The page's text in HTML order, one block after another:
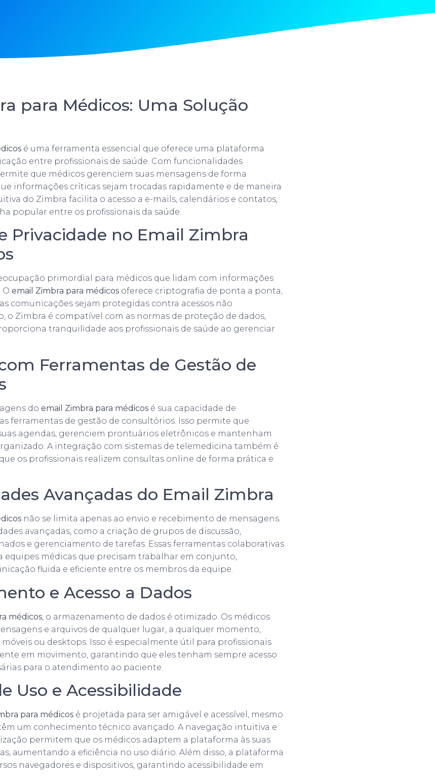
para Médicos: Uma Solução
é uma ferramenta essencial que oferece uma plataforma
entre profissionais de saúde. Com funcionalidades
que médicos gerenciem suas mensagens de forma
informações críticas sejam trocadas rapidamente e de maneira
do Zimbra facilita o acesso a e-mails, calendários e contatos,
popular entre os profissionais da saúde.
Privacidade no Email Zimbra
primordial para médicos que lidam com informações
O email Zimbra para médicos oferece criptografia de ponta a ponta,
comunicações sejam protegidas contra acessos não
o Zimbra é compatível com as normas de proteção de dados,
tranquilidade aos profissionais de saúde ao gerenciar
Ferramentas de Gestão de
do email Zimbra para médicos é sua capacidade de
ferramentas de gestão de consultórios. Isso permite que
agendas, gerenciem prontuários eletrônicos e mantenham
A integração com sistemas de telemedicina também é
os profissionais realizem consultas online de forma prática e
Avançadas do Email Zimbra
não se limita apenas ao envio e recebimento de mensagens.
avançadas, como a criação de grupos de discussão,
e gerenciamento de tarefas. Essas ferramentas colaborativas
equipes médicas que precisam trabalhar em conjunto,
fluida e eficiente entre os membros da equipe.
e Acesso a Dados
médicos , o armazenamento de dados é otimizado. Os médicos
e arquivos de qualquer lugar, a qualquer momento,
ou desktops. Isso é especialmente útil para profissionais
em movimento, garantindo que eles tenham sempre acesso
para o atendimento ao paciente.
Uso e Acessibilidade
para médicos é projetada para ser amigável e acessível, mesmo
um conhecimento técnico avançado. A navegação intuitiva e
permitem que os médicos adaptem a plataforma às suas
aumentando a eficiência no uso diário. Além disso, a plataforma
navegadores e dispositivos, garantindo acessibilidade em